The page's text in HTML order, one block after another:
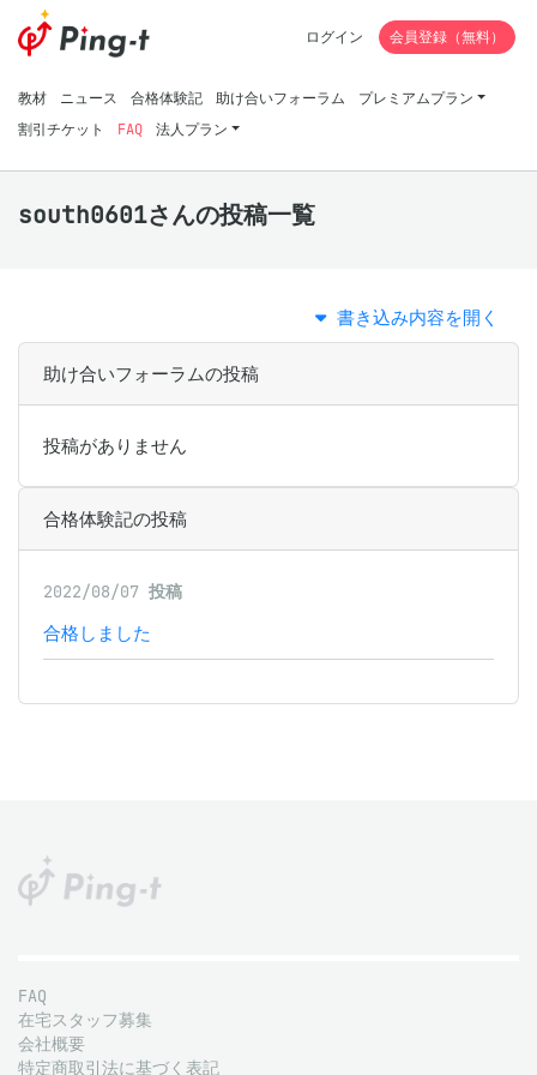
教材 ニュース 合格体験記 助け合いフォーラム
プレミアムプラン
割引チケット
FAQ 法人プラン
ログイン 会員登録（無料）
south0601さんの投稿一覧
書き込み内容を開く
助け合いフォーラムの投稿
投稿がありません
合格体験記の投稿
2022/08/07 投稿
合格しました
FAQ
在宅スタッフ募集
会社概要
特定商取引法に基づく表記